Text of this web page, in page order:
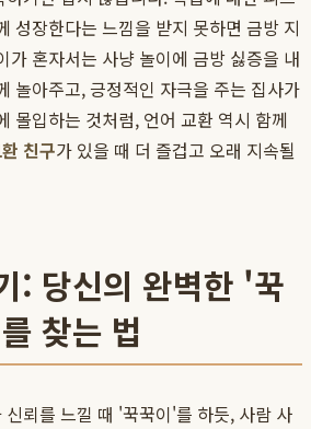
성장한다는 느낌을 받지 못하면 금방 지
가 혼자서는 사냥 놀이에 금방 싫증을 내
놀아주고, 긍정적인 자극을 주는 집사가
몰입하는 것처럼, 언어 교환 역시 함께
친구가 있을 때 더 즐겁고 오래 지속될
: 당신의 완벽한 '꾹
찾는 법
뢰를 느낄 때 '꾹꾹이'를 하듯, 사람 사